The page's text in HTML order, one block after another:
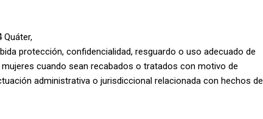
Quáter,
protección, confidencialidad, resguardo o uso adecuado de
cuando sean recabados o tratados con motivo de
administrativa o jurisdiccional relacionada con hechos de